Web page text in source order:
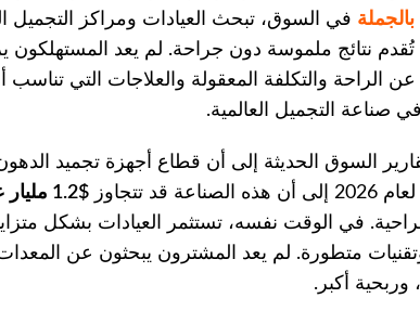
في السوق، تبحث العيادات ومراكز
نتائج ملموسة دون جراحة. لم يعد
عن الراحة والتكلفة المعقولة والعلاجات التي
صناعة التجميل العالمية.
السوق الحديثة إلى أن قطاع أجهزة تجميد
قد تتجاوز
$1.2 مليار على مستوى العالم
في الوقت نفسه، تستثمر العيادات بشكل
متطورة. لم يعد المشترون يبحثون عن
وربحية أكبر.